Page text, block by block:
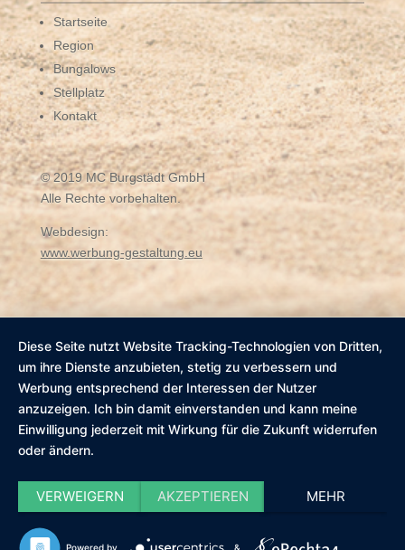
Startseite
Region
Bungalows
Stellplatz
Kontakt
© 2019 MC Burgstädt GmbH
Alle Rechte vorbehalten.
Webdesign:
www.werbung-gestaltung.eu
Diese Seite nutzt Website Tracking-Technologien von Dritten,
um ihre Dienste anzubieten, stetig zu verbessern und
Werbung entsprechend der Interessen der Nutzer
anzuzeigen. Ich bin damit einverstanden und kann meine
Einwilligung jederzeit mit Wirkung für die Zukunft widerrufen
oder ändern.
VERWEIGERN AKZEPTIEREN MEHR
Powered by &